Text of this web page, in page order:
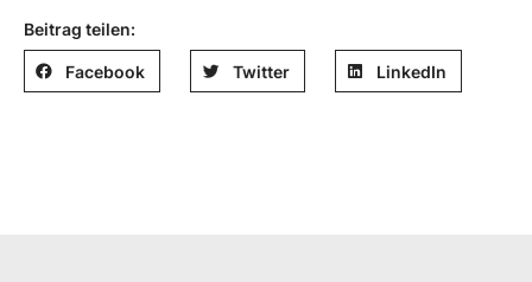
Beitrag teilen:
Facebook Twitter LinkedIn